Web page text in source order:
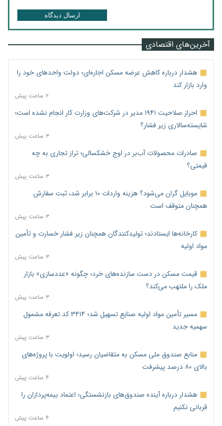
ارسال دیدگاه
آخرین‌های اقتصادی
هشدار درباره کاهش عرضه مسکن اجاره‌ای؛ دولت واحدهای خود را
وارد بازار کند
۲ ساعت پیش
احراز صلاحیت ۱۹۴۱ مدیر در شرکت‌های وزارت کار انجام نشده است؛
شایسته‌سالاری زیر فشار؟
۳ ساعت پیش
صادرات محصولات آب‌بر در اوج خشکسالی؛ تراز تجاری به چه
قیمتی؟
۳ ساعت پیش
موبایل گران می‌شود؟ هزینه واردات ۱۰ برابر شد، ثبت سفارش
همچنان متوقف است
۳ ساعت پیش
کارخانه‌ها ایستادند؛ تولیدکنندگان همچنان زیر فشار خسارت و تأمین
مواد اولیه
۳ ساعت پیش
قیمت مسکن در دست سازنده‌های خرد؛ چگونه «عددسازی» بازار
ملک را ملتهب می‌کند؟
۳ ساعت پیش
مسیر تأمین مواد اولیه صنایع تسهیل شد؛ ۳۴۱۴ کد تعرفه مشمول
سهمیه جدید
۳ ساعت پیش
منابع صندوق ملی مسکن به متقاضیان رسید؛ اولویت با پروژه‌های
بالای ۸۰ درصد پیشرفت
۴ ساعت پیش
هشدار درباره آینده صندوق‌های بازنشستگی؛ اعتماد بیمه‌پردازان را
قربانی نکنیم
۴ ساعت پیش